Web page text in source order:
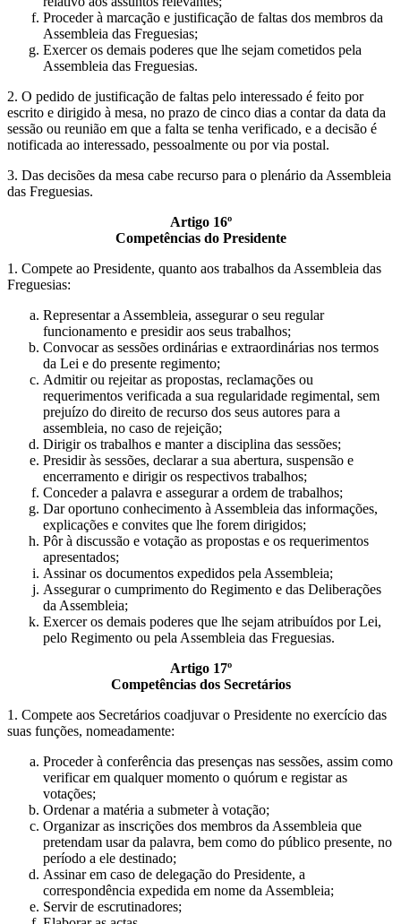
Proceder à marcação e justificação de faltas dos membros da
Assembleia das Freguesias;
Exercer os demais poderes que lhe sejam cometidos pela
Assembleia das Freguesias.
2. O pedido de justificação de faltas pelo interessado é feito por
escrito e dirigido à mesa, no prazo de cinco dias a contar da data da
sessão ou reunião em que a falta se tenha verificado, e a decisão é
notificada ao interessado, pessoalmente ou por via postal.
3. Das decisões da mesa cabe recurso para o plenário da Assembleia
das Freguesias.
Artigo 16º
Competências do Presidente
1. Compete ao Presidente, quanto aos trabalhos da Assembleia das
Freguesias:
Representar a Assembleia, assegurar o seu regular
funcionamento e presidir aos seus trabalhos;
Convocar as sessões ordinárias e extraordinárias nos termos
da Lei e do presente regimento;
Admitir ou rejeitar as propostas, reclamações ou
requerimentos verificada a sua regularidade regimental, sem
prejuízo do direito de recurso dos seus autores para a
assembleia, no caso de rejeição;
Dirigir os trabalhos e manter a disciplina das sessões;
Presidir às sessões, declarar a sua abertura, suspensão e
encerramento e dirigir os respectivos trabalhos;
Conceder a palavra e assegurar a ordem de trabalhos;
Dar oportuno conhecimento à Assembleia das informações,
explicações e convites que lhe forem dirigidos;
Pôr à discussão e votação as propostas e os requerimentos
apresentados;
Assinar os documentos expedidos pela Assembleia;
Assegurar o cumprimento do Regimento e das Deliberações
da Assembleia;
Exercer os demais poderes que lhe sejam atribuídos por Lei,
pelo Regimento ou pela Assembleia das Freguesias.
Artigo 17º
Competências dos Secretários
1. Compete aos Secretários coadjuvar o Presidente no exercício das
suas funções, nomeadamente:
Proceder à conferência das presenças nas sessões, assim como
verificar em qualquer momento o quórum e registar as
votações;
Ordenar a matéria a submeter à votação;
Organizar as inscrições dos membros da Assembleia que
pretendam usar da palavra, bem como do público presente, no
período a ele destinado;
Assinar em caso de delegação do Presidente, a
correspondência expedida em nome da Assembleia;
Servir de escrutinadores;